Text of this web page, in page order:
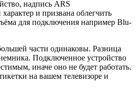
надпись ARS
и призвана облегчить
для подключения например Blu-
части одинаковы. Разница
Подключенное устройство
иначе оно не будет работать.
на вашем телевизоре и